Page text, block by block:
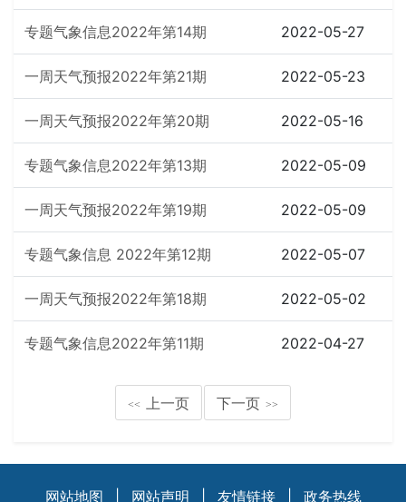
专题气象信息2022年第14期 2022-05-27
一周天气预报2022年第21期 2022-05-23
一周天气预报2022年第20期 2022-05-16
专题气象信息2022年第13期 2022-05-09
一周天气预报2022年第19期 2022-05-09
专题气象信息 2022年第12期 2022-05-07
一周天气预报2022年第18期 2022-05-02
专题气象信息2022年第11期 2022-04-27
<< 上一页 下一页 >>
网站地图 网站声明 友情链接 政务热线